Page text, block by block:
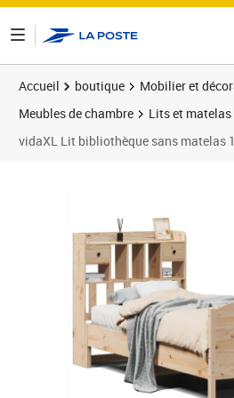
Accueil boutique
Mobilier et
Meubles de chambre
Lits et matelas
vidaXL Lit bibliothèque sans matelas